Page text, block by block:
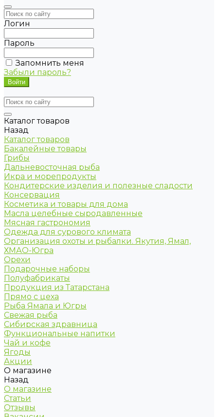
Логин
Пароль
Запомнить меня
Забыли пароль?
Каталог товаров
Назад
Каталог товаров
Бакалейные товары
Грибы
Дальневосточная рыба
Икра и морепродукты
Кондитерские изделия и полезные сладости
Консервация
Косметика и товары для дома
Масла целебные сыродавленные
Мясная гастрономия
Одежда для сурового климата
Организация охоты и рыбалки. Якутия, Ямал,
ХМАО-Югра
Орехи
Подарочные наборы
Полуфабрикаты
Продукция из Татарстана
Прямо с цеха
Рыба Ямала и Югры
Свежая рыба
Сибирская здравница
Функциональные напитки
Чай и кофе
Ягоды
Акции
О магазине
Назад
О магазине
Статьи
Отзывы